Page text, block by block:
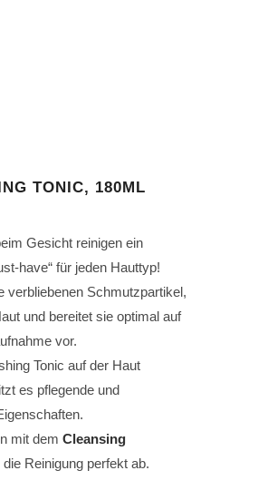
TONIC, 180ML
Gesicht reinigen ein
have“ für jeden Hauttyp!
verbliebenen Schmutzpartikel,
und bereitet sie optimal auf
vor.
Tonic auf der Haut
es pflegende und
mit dem Cleansing
die Reinigung perfekt ab.